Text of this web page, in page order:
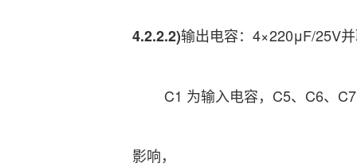
4.2.2.2)输出电容：4×220μF/25V
C1 为输入电容，C5、C6、C7
影响，